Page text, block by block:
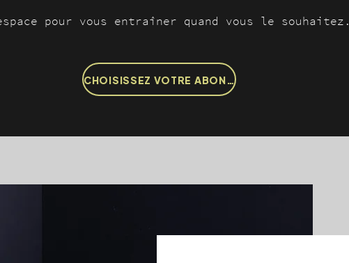
pour vous entraîner quand vous le souhaitez.
CHOISISSEZ VOTRE ABONNEMENT